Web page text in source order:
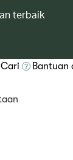
terbaik
Cari Bantuan